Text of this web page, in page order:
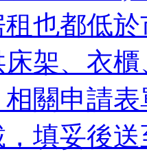
租也都低
架、衣
關申請
，填妥後